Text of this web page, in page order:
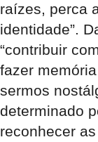
raízes, perca
identidade”.
“contribuir
fazer
sermos
determinado
reconhecer